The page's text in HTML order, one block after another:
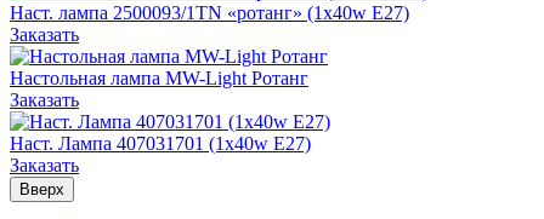
Наст. лампа 2500093/1TN «ротанг» (1x40w E27)
Заказать
Настольная лампа MW-Light Ротанг
Заказать
Наст. Лампа 407031701 (1x40w E27)
Заказать
Вверх